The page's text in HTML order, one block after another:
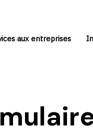
aux entreprises